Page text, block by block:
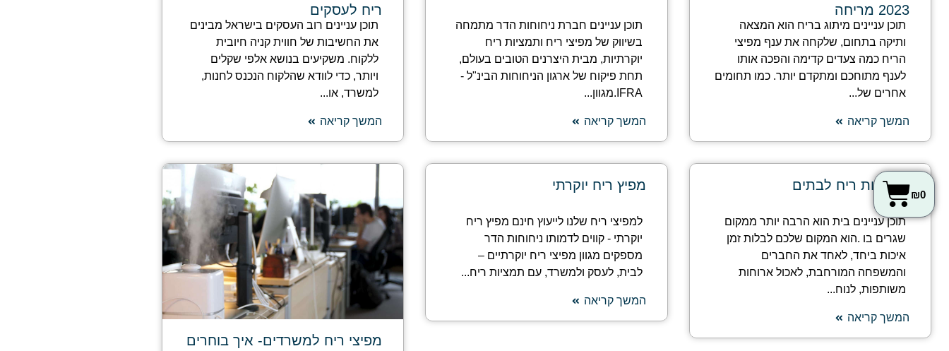
2023 מריחה
תוכן עניינים מיתוג בריח הוא המצאה
ותיקה בתחום, שלקחה את ענף מפיצי
הריח כמה צעדים קדימה והפכה אותו
לענף מתוחכם ומתקדם יותר. כמו תחומים
אחרים של...
המשך קריאה
תוכן עניינים חברת ניחוחות הדר מתמחה
בשיווק של מפיצי ריח ותמציות ריח
יוקרתיות, מבית היצרנים הטובים בעולם,
תחת פיקוח של ארגון הניחוחות הבינ"ל -
IFRA.מגוון...
המשך קריאה
ריח לעסקים
תוכן עניינים רוב העסקים בישראל מבינים
את החשיבות של חווית קניה חיובית
ללקוח. משקיעים בנושא אלפי שקלים
ויותר, כדי לוודא שהלקוח הנכנס לחנות,
למשרד, או...
המשך קריאה
פתרונות ריח לבתים
תוכן עניינים בית הוא הרבה יותר ממקום
שגרים בו .הוא המקום שלכם לבלות זמן
איכות ביחד, לאחד את החברים
והמשפחה המורחבת, לאכול ארוחות
משותפות, לנוח...
המשך קריאה
מפיץ ריח יוקרתי
למפיצי ריח שלנו לייעוץ חינם מפיץ ריח
יוקרתי - קווים לדמותו ניחוחות הדר
מספקים מגוון מפיצי ריח יוקרתיים –
לבית, לעסק ולמשרד, עם תמציות ריח...
המשך קריאה
מפיצי ריח למשרדים- איך בוחרים
₪0